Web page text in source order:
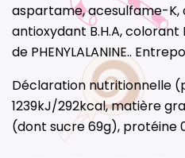
aspartame, acesulfame-K,
antioxydant B.H.A, colorant
de PHENYLALANINE..
Déclaration nutritionnelle
1239kJ/292kcal, matière
(dont sucre 69g), protéine